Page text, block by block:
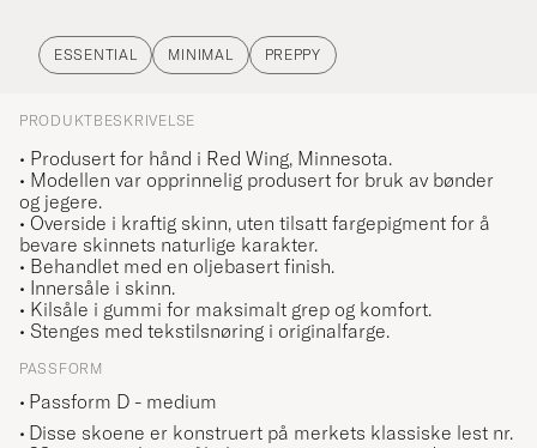
ESSENTIAL MINIMAL PREPPY
PRODUKTBESKRIVELSE
• Produsert for hånd i Red Wing, Minnesota.
• Modellen var opprinnelig produsert for bruk av bønder
og jegere.
• Overside i kraftig skinn, uten tilsatt fargepigment for å
bevare skinnets naturlige karakter.
• Behandlet med en oljebasert finish.
• Innersåle i skinn.
• Kilsåle i gummi for maksimalt grep og komfort.
• Stenges med tekstilsnøring i originalfarge.
PASSFORM
Passform D - medium
Disse skoene er konstruert på merkets klassiske lest nr.